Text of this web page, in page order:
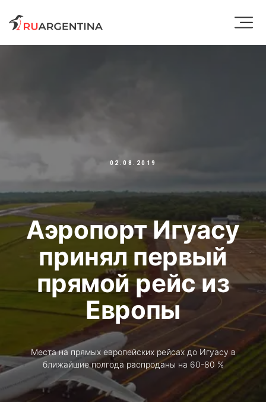
02.08.2019
Аэропорт Игуасу
принял первый
прямой рейс из
Европы
Места на прямых европейских рейсах до Игуасу в
ближайшие полгода распроданы на 60-80 %